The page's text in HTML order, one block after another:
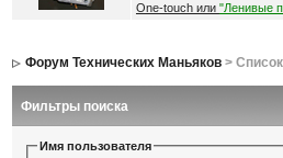
One-touch или "Ленивые
Форум Технических Маньяков>
Фильтры поиска
Имя пользователя